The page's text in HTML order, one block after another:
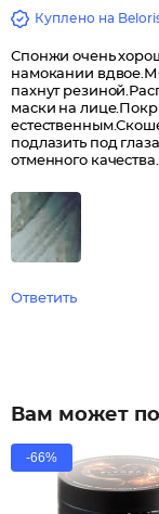
Куплено на
Спонжи очень
намокании
пахнут
маски на
подлазить под
отменного качества.
Ответить
Вам может
-66%